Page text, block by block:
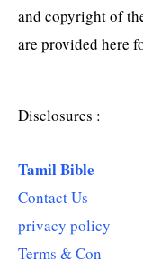
and copyright of
are provided here
Disclosures :
Tamil Bible
Contact Us
privacy policy
Terms & Con